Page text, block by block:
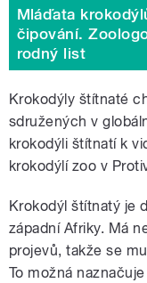
Mláďata
čipování.
rodný list
Krokodýly štítnaté
sdružených v
krokodýli štítnatí k
krokodýlí zoo v
Krokodýl štítnatý je
západní Afriky. Má
projevů, takže se
To možná